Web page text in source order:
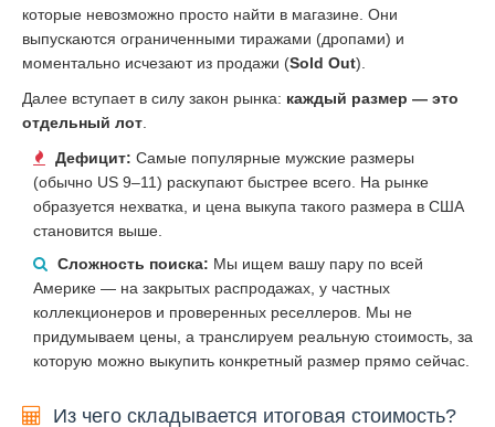
которые невозможно просто найти в магазине. Они
выпускаются ограниченными тиражами (дропами) и
моментально исчезают из продажи (Sold Out).
Далее вступает в силу закон рынка: каждый размер — это
отдельный лот
Дефицит: Самые популярные мужские размеры
(обычно US 9–11) раскупают быстрее всего. На рынке
образуется нехватка, и цена выкупа такого размера в США
становится выше.
Сложность поиска: Мы ищем вашу пару по всей
Америке — на закрытых распродажах, у частных
коллекционеров и проверенных реселлеров. Мы не
придумываем цены, а транслируем реальную стоимость, за
которую можно выкупить конкретный размер прямо сейчас.
Из чего складывается итоговая стоимость?